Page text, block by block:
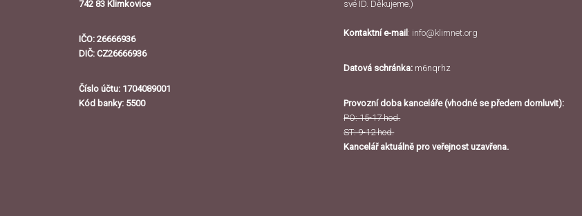
742 83 Klimkovice
IČO: 26666936
DIČ: CZ26666936
Číslo účtu: 1704089001
Kód banky: 5500
své ID. Děkujeme.)
Kontaktní e-mail : info@klimnet.org
Datová schránka: m6nqrhz
Provozní doba kanceláře (vhodné se předem domluvit):
PO: 15-17 hod.
ST: 9-12 hod.
Kancelář aktuálně pro veřejnost uzavřena.